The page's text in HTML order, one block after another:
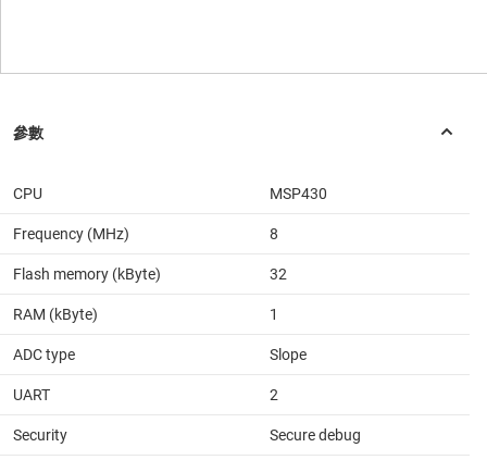
CPU MSP430
Frequency (MHz) 8
Flash memory (kByte) 32
RAM (kByte) 1
ADC type Slope
UART 2
Security Secure debug